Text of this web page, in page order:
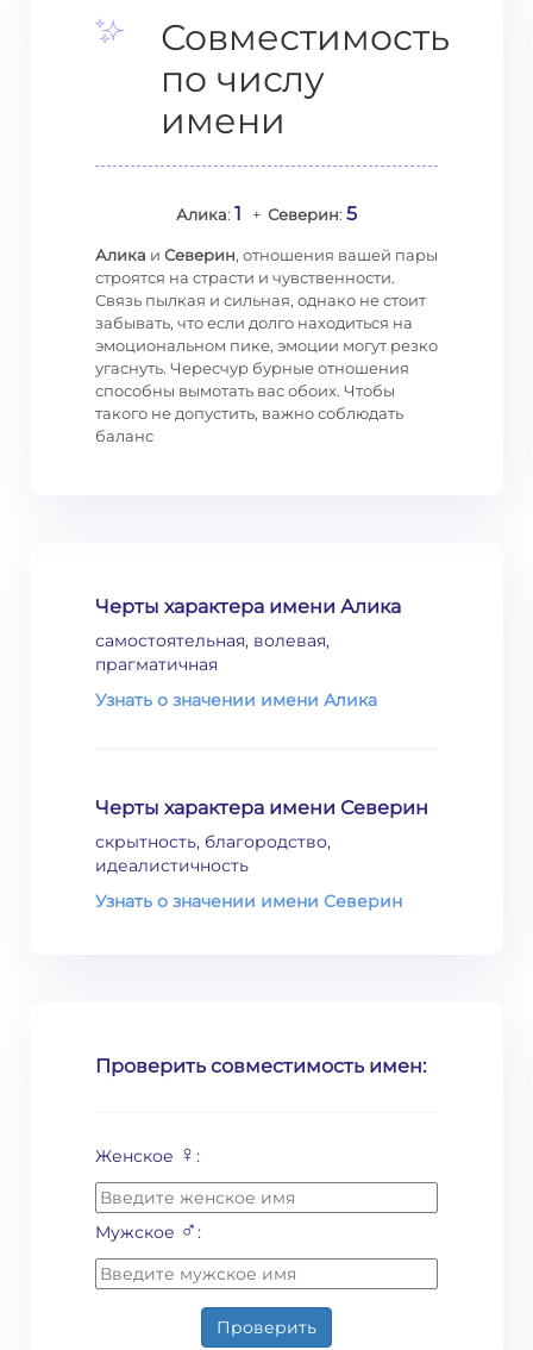
Совместимость
по числу
имени
Алика: 1 + Северин: 5
Алика и Северин, отношения вашей пары
строятся на страсти и чувственности.
Связь пылкая и сильная, однако не стоит
забывать, что если долго находиться на
эмоциональном пике, эмоции могут резко
угаснуть. Чересчур бурные отношения
способны вымотать вас обоих. Чтобы
такого не допустить, важно соблюдать
баланс
Черты характера имени Алика
самостоятельная, волевая,
прагматичная
Узнать о значении имени Алика
Черты характера имени Северин
скрытность, благородство,
идеалистичность
Узнать о значении имени Северин
Проверить совместимость имен:
Женское ♀ :
Мужское ♂:
Проверить